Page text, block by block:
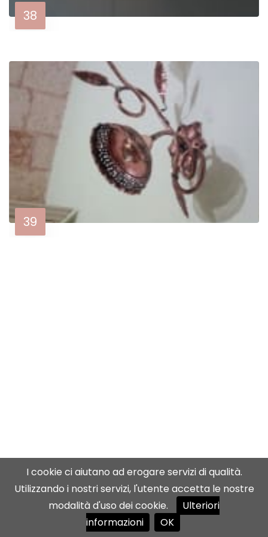
38
39
I cookie ci aiutano ad erogare servizi di qualità.
Utilizzando i nostri servizi, l'utente accetta le nostre
modalità d'uso dei cookie.
Ulteriori
informazioni
OK